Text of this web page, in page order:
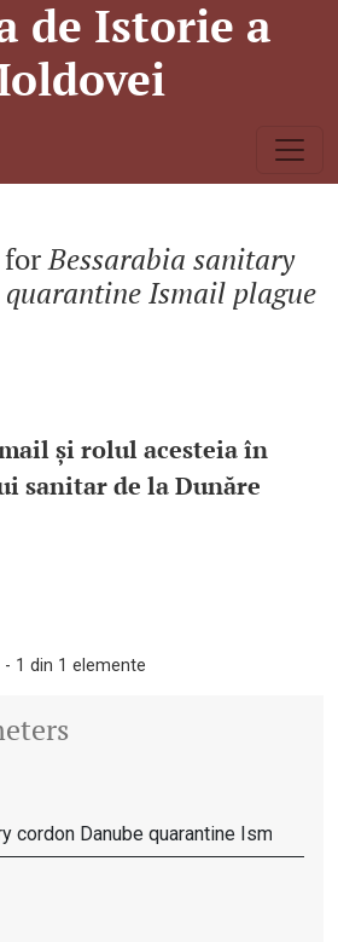
de Istorie a
forBessarabia sanitary
quarantine Ismail plague
și rolul acesteia în
sanitar de la Dunăre
- 1 din 1 elemente